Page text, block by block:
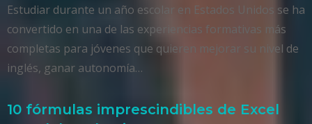
Estudiar durante un año escolar en Estados Unidos se ha
convertido en una de las experiencias formativas más
completas para jóvenes que quieren mejorar su nivel de
inglés, ganar autonomía…
10 fórmulas imprescindibles de Excel